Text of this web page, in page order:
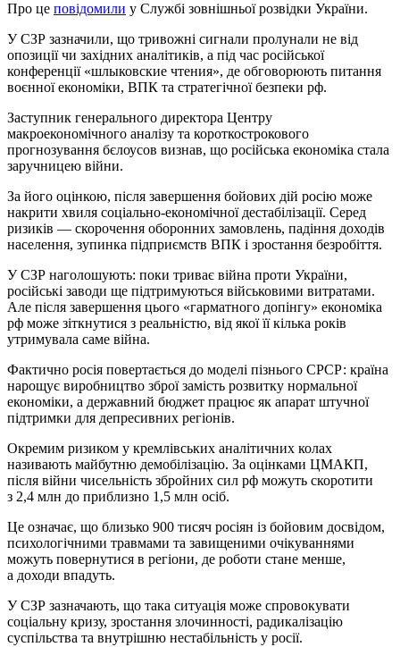
Про це повідомили у Службі зовнішньої розвідки України.
У СЗР зазначили, що тривожні сигнали пролунали не від
опозиції чи західних аналітиків, а під час російської
конференції «шлыковские чтения», де обговорюють питання
воєнної економіки, ВПК та стратегічної безпеки рф.
Заступник генерального директора Центру
макроекономічного аналізу та короткострокового
прогнозування бєлоусов визнав, що російська економіка стала
заручницею війни.
За його оцінкою, після завершення бойових дій росію може
накрити хвиля соціально-економічної дестабілізації. Серед
ризиків — скорочення оборонних замовлень, падіння доходів
населення, зупинка підприємств ВПК і зростання безробіття.
У СЗР наголошують: поки триває війна проти України,
російські заводи ще підтримуються військовими витратами.
Але після завершення цього «гарматного допінгу» економіка
рф може зіткнутися з реальністю, від якої її кілька років
утримувала саме війна.
Фактично росія повертається до моделі пізнього СРСР: країна
нарощує виробництво зброї замість розвитку нормальної
економіки, а державний бюджет працює як апарат штучної
підтримки для депресивних регіонів.
Окремим ризиком у кремлівських аналітичних колах
називають майбутню демобілізацію. За оцінками ЦМАКП,
після війни чисельність збройних сил рф можуть скоротити
з 2,4 млн до приблизно 1,5 млн осіб.
Це означає, що близько 900 тисяч росіян із бойовим досвідом,
психологічними травмами та завищеними очікуваннями
можуть повернутися в регіони, де роботи стане менше,
а доходи впадуть.
У СЗР зазначають, що така ситуація може спровокувати
соціальну кризу, зростання злочинності, радикалізацію
суспільства та внутрішню нестабільність у росії.